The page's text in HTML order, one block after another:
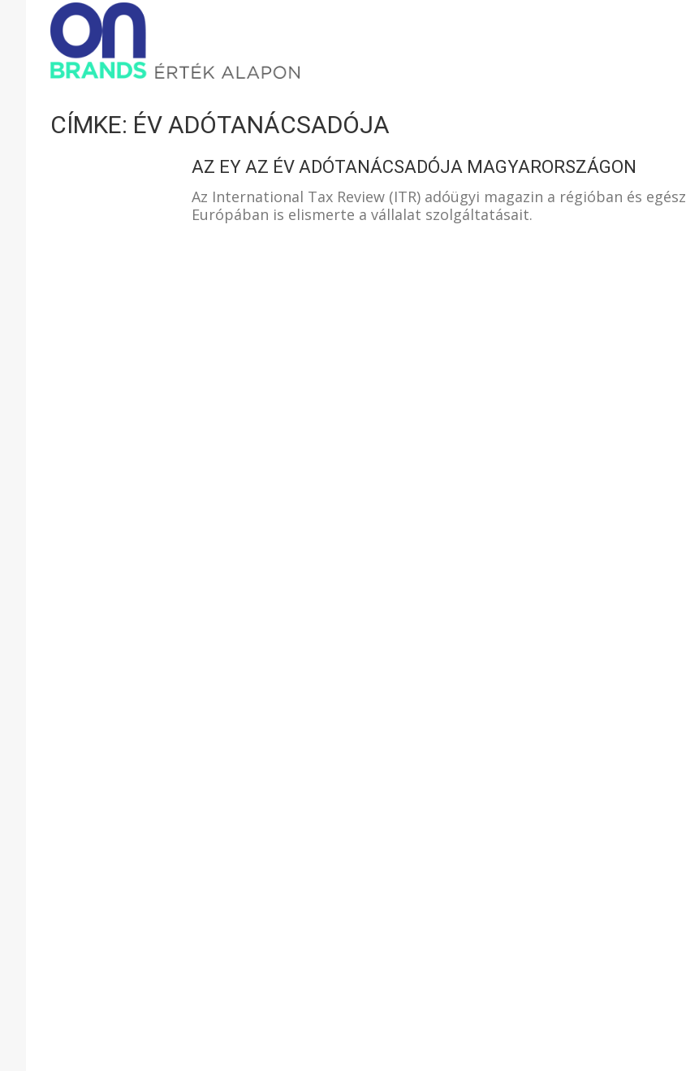
ÉRTÉK
CÍMKE: ÉV ADÓTANÁCSADÓJA
AZ EY AZ ÉV ADÓTANÁCSADÓJA MAGYARORSZÁGON
Az International Tax Review (ITR) adóügyi magazin a régióban és egész
Európában is elismerte a vállalat szolgáltatásait.